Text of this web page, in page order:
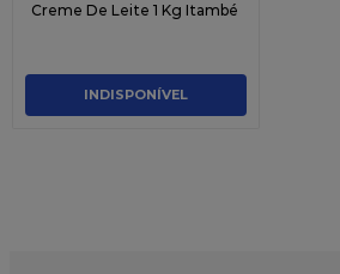
Creme De Leite 1 Kg Itambé
INDISPONÍVEL